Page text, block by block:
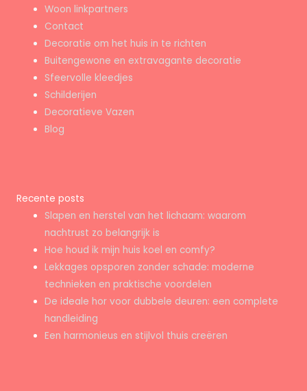
Woon linkpartners
Contact
Decoratie om het huis in te richten
Buitengewone en extravagante decoratie
Sfeervolle kleedjes
Schilderijen
Decoratieve Vazen
Blog
Recente posts
Slapen en herstel van het lichaam: waarom
nachtrust zo belangrijk is
Hoe houd ik mijn huis koel en comfy?
Lekkages opsporen zonder schade: moderne
technieken en praktische voordelen
De ideale hor voor dubbele deuren: een complete
handleiding
Een harmonieus en stijlvol thuis creëren